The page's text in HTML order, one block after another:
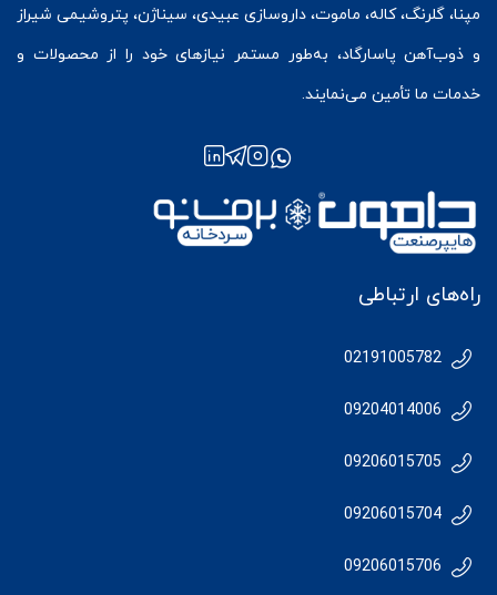
مپنا، گلرنگ، کاله، ماموت، داروسازی عبیدی، سیناژن، پتروشیمی شیراز
و ذوب‌آهن پاسارگاد، به‌طور مستمر نیازهای خود را از محصولات و
خدمات ما تأمین می‌نمایند.
راه‌های ارتباطی
02191005782
09204014006
09206015705
09206015704
09206015706